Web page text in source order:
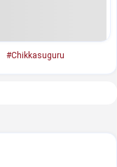
#Chikkasuguru